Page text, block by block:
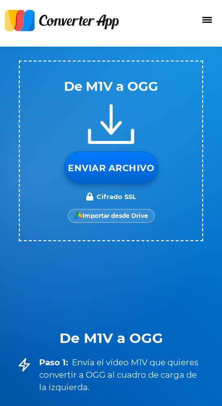
De M1V a OGG
Paso 1: Envía el vídeo M1V que quieres
convertir a OGG al cuadro de carga de
la izquierda.
De M1V a OGG
ENVIAR ARCHIVO
Cifrado SSL
Importar desde Drive